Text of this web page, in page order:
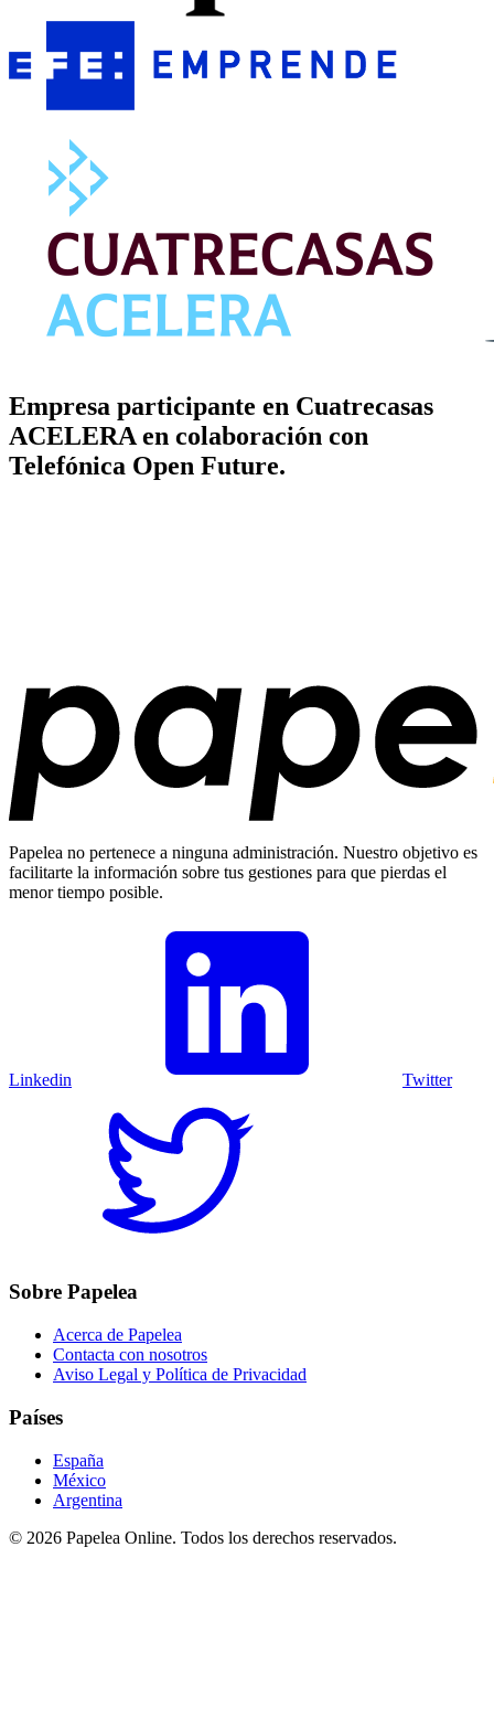
Empresa participante en Cuatrecasas
ACELERA en colaboración con
Telefónica Open Future.
Papelea no pertenece a ninguna administración. Nuestro objetivo es
facilitarte la información sobre tus gestiones para que pierdas el
menor tiempo posible.
Linkedin Twitter
Sobre Papelea
Acerca de Papelea
Contacta con nosotros
Aviso Legal y Política de Privacidad
Países
España
México
Argentina
© 2026 Papelea Online. Todos los derechos reservados.